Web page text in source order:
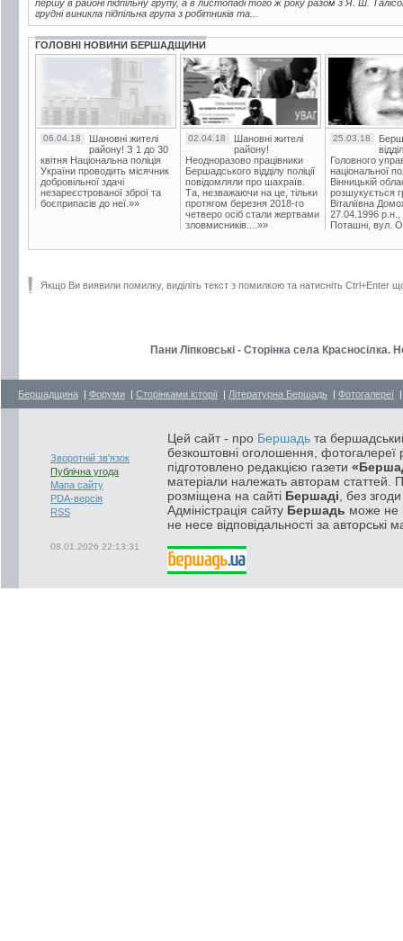
першу в районі підпільну групу, а в листопаді того ж року разом з Я. Ш.
грудні виникла підпільна група з робітників та...
ГОЛОВНІ НОВИНИ БЕРШАДЩИНИ
06.04.18
Шановні жителі
району! З 1 до 30
квітня Національна поліція
України проводить місячник
добровільної здачі
незареєстрованої зброї та
боєприпасів до неї.»»
02.04.18
Шановні жителі
району!
Неодноразово працівники
Бершадського відділу поліції
повідомляли про шахраїв.
Та, незважаючи на це, тільки
протягом березня 2018-го
четверо осіб стали жертвами
зловмисників....»»
25.03.18
Головного
національної
Вінницькій
розшукується
Віталіївна
27.04.1996 р.н.,
Поташні, вул.
Якщо Ви виявили помилку, виділіть текст з помилкою та натисніть Ctrl+Enter
Пани Ліпковські - Сторінка села
Бершадщина | Форуми | Сторінками історії | Літературна Бершадь | Фотогалереї
Зворотній зв'язок
Публічна угода
Мапа сайту
PDA-версія
RSS
08.01.2026 22:13:31
Цей сайт - про Бершадь та
безкоштовні оголошення, фотогалереї
підготовлено редакцією газети
матеріали належать авторам статтей.
розміщена на сайті Бершаді , без
Адміністрація сайту Бершадь може не
не несе відповідальності за авторські